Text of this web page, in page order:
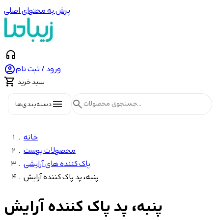
پرش به محتوای اصلی
headphones
ورود / ثبت نام
 سبد خرید
menuدسته‌بندی‌ها search
خانه
محصولات پوست
پاک کننده های آرایشی
پنبه، پد پاک کننده آرایش
پنبه، پد پاک کننده آرایش